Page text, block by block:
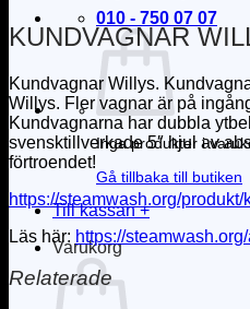
010 - 750 07 07
Inga produkter i
Gå tillbaka till butiken
Till kassan +
Varukorg
KUNDVAGNAR
Kundvagnar Willys.
Willys. Fler vagnar är på
Kundvagnarna har dubbla
svensktillverkade 5″ hjul av
förtroendet!
https://steamwash.org/
Läs här: https://
Relaterade